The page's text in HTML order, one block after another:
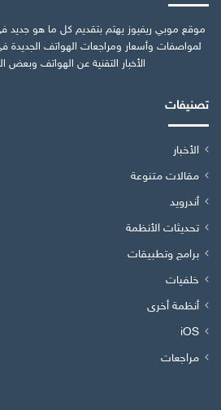
موقع موبي ريفيوز يهتم بتقديم كل ما هو
لمواصفات وأسعار ومراجعات الهواتف الجديدة
الأخبار التقنية عن الهواتف وبعض
تصنيفات
الأخبار
مقالات متنوعة
أندرويد
تحديثات الأنظمة
برامج وتطبيقات
خلفيات
أنظمة أخرى
iOS
مراجعات